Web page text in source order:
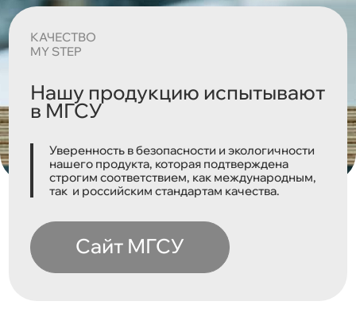
КАЧЕСТВО
MY STEP
Нашу продукцию испытывают
в МГСУ
Уверенность в безопасности и экологичности
нашего продукта, которая подтверждена
строгим соответствием, как международным,
так и российским стандартам качества.
Cайт МГСУ